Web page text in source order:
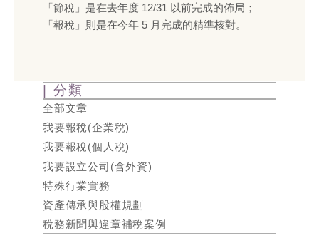
「節稅」是在去年度 12/31 以前完成的佈局；
「報稅」則是在今年 5 月完成的精準核對。
| 分類
全部文章
我要報稅(企業稅)
我要報稅(個人稅)
我要設立公司(含外資)
特殊行業實務
資產傳承與股權規劃
稅務新聞與違章補稅案例